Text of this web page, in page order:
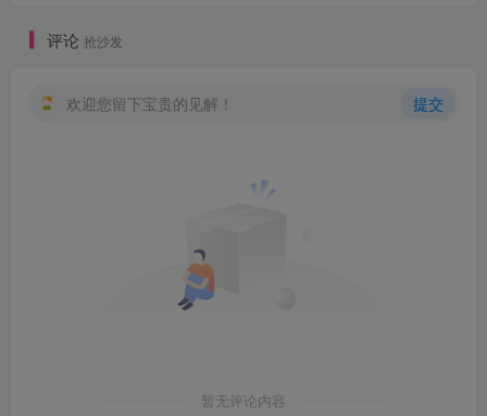
评论 抢沙发
欢迎您留下宝贵的见解！ 提交
暂无评论内容